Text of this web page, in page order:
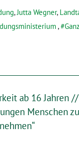
,Jutta Wegner,
,
ab 16 Jahren
Menschen